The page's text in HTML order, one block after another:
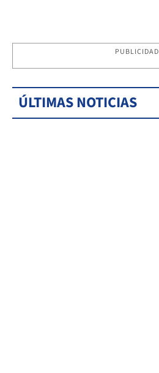
PUBLICIDAD
ÚLTIMAS NOTICIAS